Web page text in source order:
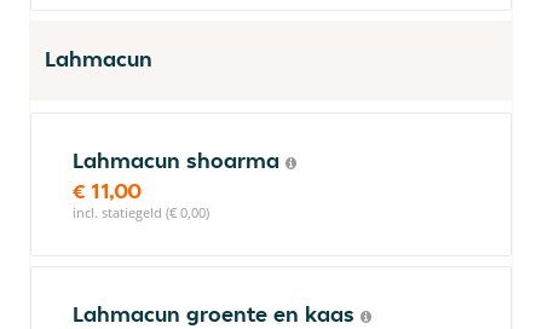
Lahmacun
Lahmacun shoarma
€ 11,00
incl. statiegeld (€ 0,00)
Lahmacun groente en kaas